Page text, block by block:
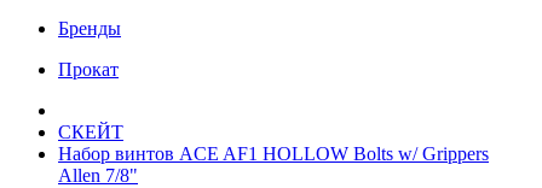
Бренды
Прокат
СКЕЙТ
Набор винтов ACE AF1 HOLLOW Bolts w/ Grippers
Allen 7/8"